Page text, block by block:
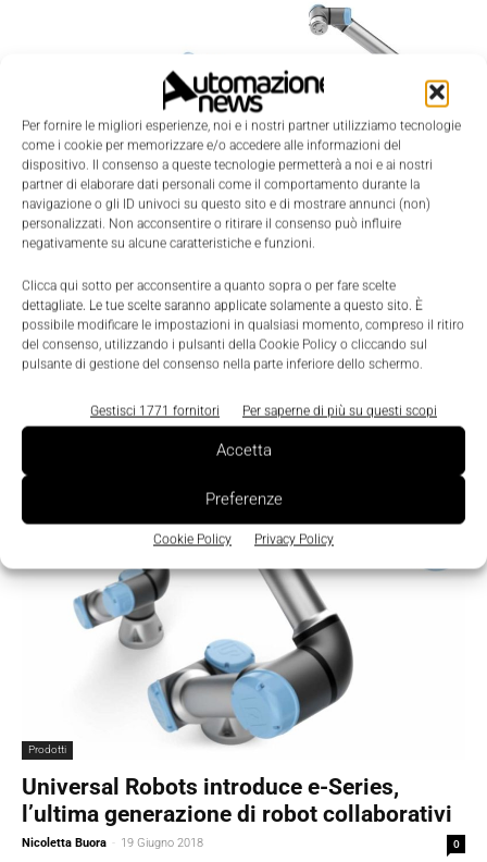
Per fornire le migliori esperienze, noi e i nostri partner utilizziamo tecnologie
come i cookie per memorizzare e/o accedere alle informazioni del
dispositivo. Il consenso a queste tecnologie permetterà a noi e ai nostri
partner di elaborare dati personali come il comportamento durante la
navigazione o gli ID univoci su questo sito e di mostrare annunci (non)
personalizzati. Non acconsentire o ritirare il consenso può influire
negativamente su alcune caratteristiche e funzioni.
Clicca qui sotto per acconsentire a quanto sopra o per fare scelte
dettagliate. Le tue scelte saranno applicate solamente a questo sito. È
possibile modificare le impostazioni in qualsiasi momento, compreso il ritiro
del consenso, utilizzando i pulsanti della Cookie Policy o cliccando sul
pulsante di gestione del consenso nella parte inferiore dello schermo.
Gestisci 1771 fornitori Per saperne di più su questi scopi
Accetta
Preferenze
Cookie Policy Privacy Policy
Robotica
Nasce e-Series, il nuovo standard della
robotica collaborativa Universal Robots
Nicoletta Buora - 19 Giugno 2018
Prodotti
Universal Robots introduce e-Series,
l’ultima generazione di robot collaborativi
Nicoletta Buora - 19 Giugno 2018 0